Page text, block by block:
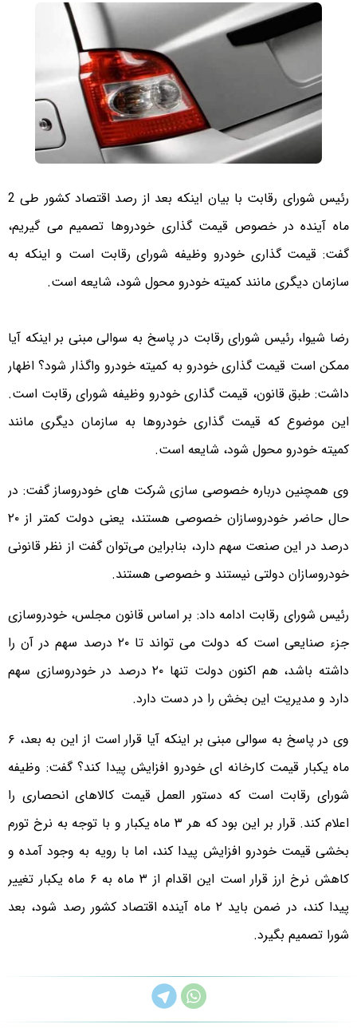
رئیس شورای رقابت با بیان اینکه بعد از رصد اقتصاد کشور طی 2
ماه آینده در خصوص قیمت گذاری خودروها تصمیم می گیریم،
گفت: قیمت گذاری خودرو وظیفه شورای رقابت است و اینکه به
سازمان دیگری مانند کمیته خودرو محول شود، شایعه است.
رضا شیوا، رئیس شورای رقابت در پاسخ به سوالی مبنی بر اینکه آیا
ممکن است قیمت گذاری خودرو به کمیته خودرو واگذار شود؟ اظهار
داشت: طبق قانون، قیمت گذاری خودرو وظیفه شورای رقابت است.
این موضوع که قیمت گذاری خودروها به سازمان دیگری مانند
کمیته خودرو محول شود، شایعه است.
وی همچنین درباره خصوصی سازی شرکت های خودروساز گفت: در
حال حاضر خودروسازان خصوصی هستند، یعنی دولت کمتر از ۲۰
درصد در این صنعت سهم دارد، بنابراین می‌توان گفت از نظر قانونی
خودروسازان دولتی نیستند و خصوصی هستند.
رئیس شورای رقابت ادامه داد: بر اساس قانون مجلس، خودروسازی
جزء صنایعی است که دولت می تواند تا ۲۰ درصد سهم در آن را
داشته باشد، هم اکنون دولت تنها ۲۰ درصد در خودروسازی سهم
دارد و مدیریت این بخش را در دست دارد.
وی در پاسخ به سوالی مبنی بر اینکه آیا قرار است از این به بعد، ۶
ماه یکبار قیمت کارخانه ای خودرو افزایش پیدا کند؟ گفت: وظیفه
شورای رقابت است که دستور العمل قیمت کالاهای انحصاری را
اعلام کند. قرار بر این بود که هر ۳ ماه یکبار و با توجه به نرخ تورم
بخشی قیمت خودرو افزایش پیدا کند، اما با رویه به وجود آمده و
کاهش نرخ ارز قرار است این اقدام از ۳ ماه به ۶ ماه یکبار تغییر
پیدا کند، در ضمن باید ۲ ماه آینده اقتصاد کشور رصد شود، بعد
شورا تصمیم بگیرد.